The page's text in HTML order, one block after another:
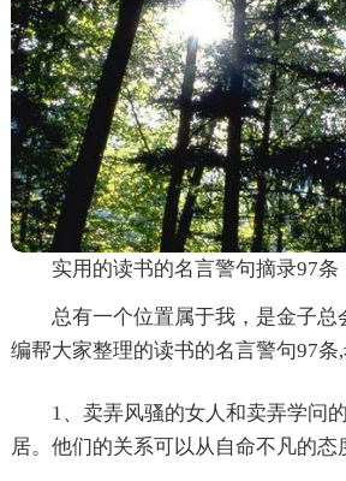
实用的读书的名言警句摘录97条
总有一个位置属于我，是金子总
编帮大家整理的读书的名言警句97条,
1、卖弄风骚的女人和卖弄学问
居。他们的关系可以从自命不凡的态